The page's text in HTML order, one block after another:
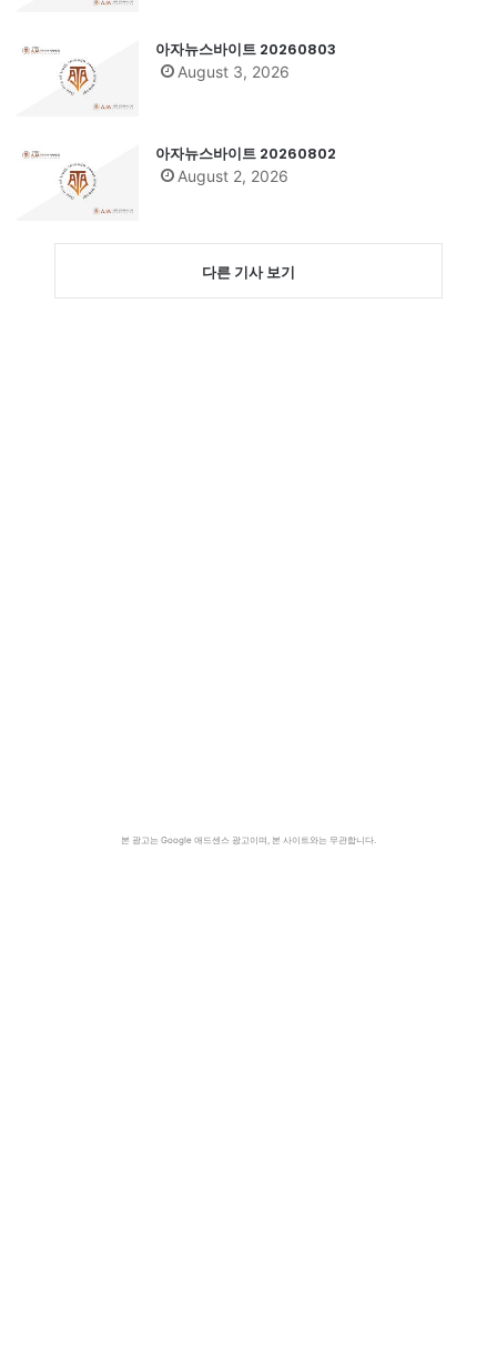
아자뉴스바이트 20260803
August 3, 2026
아자뉴스바이트 20260802
August 2, 2026
다른 기사 보기
본 광고는 Google 애드센스 광고이며, 본 사이트와는 무관합니다.